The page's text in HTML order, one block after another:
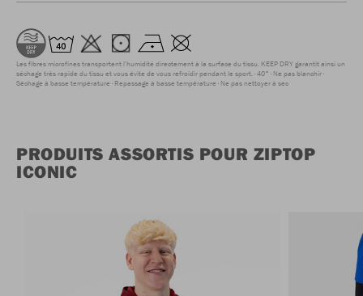
Les fibres microfines transportent l'humidité directement à la surface du tissu. KEEP DRY garantit ainsi un
séchage très rapide du tissu et vous évite de vous refroidir pendant le sport. 40° Ne pas blanchir
Séchage à basse température Repassage à basse température Ne pas nettoyer à sec
PRODUITS ASSORTIS POUR ZIPTOP
ICONIC